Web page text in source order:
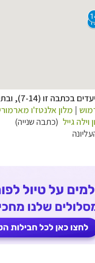
| מלון אלנטז'ו
וילה גייל (כתבה שנייה)